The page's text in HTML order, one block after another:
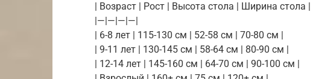
| Возраст | Рост | Высота стола | Ширина стола |
|—|—|—|—|
| 6-8 лет | 115-130 см | 52-58 см | 70-80 см |
| 9-11 лет | 130-145 см | 58-64 см | 80-90 см |
| 12-14 лет | 145-160 см | 64-70 см | 90-100 см |